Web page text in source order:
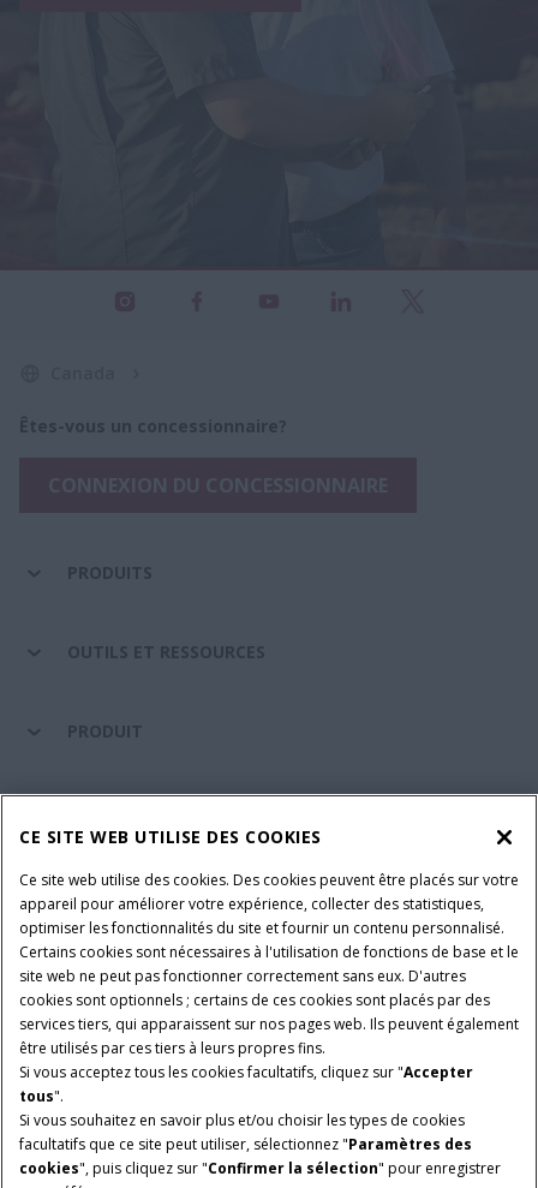
Êtes-vous un concessionnaire?
PRODUITS
OUTILS ET RESSOURCES
PRODUIT
SUIVEZ-NOUS
PARAMÈTRES ET PLUS D'INFORMATIONS
Avis juridiques
Avis de confidentialité
Conditions contractuelles
© 2026 CNH Industrial America LLC. All Rights Reserved. Case IH is a
trademark of CNH Industrial America LLC.
CE SITE WEB UTILISE DES COOKIES
Ce site web utilise des cookies. Des cookies peuvent être placés sur votre
appareil pour améliorer votre expérience, collecter des statistiques,
optimiser les fonctionnalités du site et fournir un contenu personnalisé.
Certains cookies sont nécessaires à l'utilisation de fonctions de base et le
site web ne peut pas fonctionner correctement sans eux. D'autres
cookies sont optionnels ; certains de ces cookies sont placés par des
services tiers, qui apparaissent sur nos pages web. Ils peuvent également
être utilisés par ces tiers à leurs propres fins.
Si vous acceptez tous les cookies facultatifs, cliquez sur "Accepter
tous".
Si vous souhaitez en savoir plus et/ou choisir les types de cookies
facultatifs que ce site peut utiliser, sélectionnez "Paramètres des
cookies", puis cliquez sur "Confirmer la sélection" pour enregistrer